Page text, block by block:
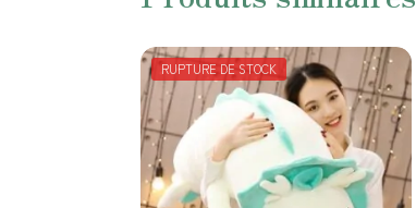
RUPTURE DE STOCK